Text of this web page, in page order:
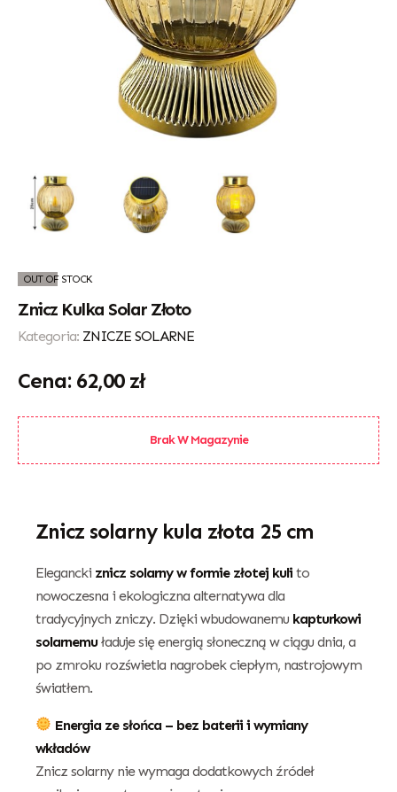
OUT OF STOCK
Znicz Kulka Solar Złoto
Kategoria: ZNICZE SOLARNE
62,00 zł
Brak W Magazynie
Znicz solarny kula złota 25 cm
Elegancki znicz solarny w formie złotej kuli to
nowoczesna i ekologiczna alternatywa dla
tradycyjnych zniczy. Dzięki wbudowanemu kapturkowi
solarnemuładuje się energią słoneczną w ciągu dnia, a
po zmroku rozświetla nagrobek ciepłym, nastrojowym
światłem.
Energia ze słońca – bez baterii i wymiany
wkładów
Znicz solarny nie wymaga dodatkowych źródeł